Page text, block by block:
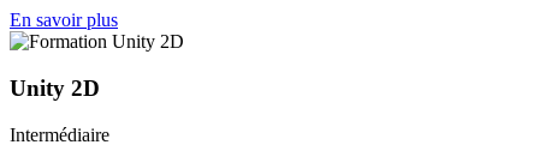
En savoir plus
Unity 2D
Intermédiaire